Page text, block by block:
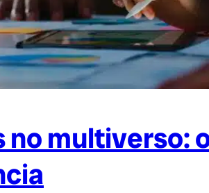
no multiverso: